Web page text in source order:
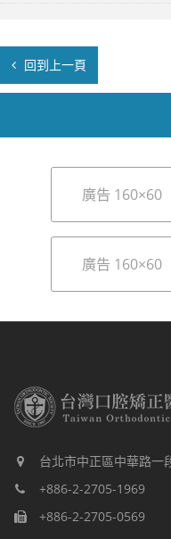
回到上一頁
廣告 160×60
廣告 160×60
台北市中正區中華路一
+886-2-2705-1969
+886-2-2705-0569